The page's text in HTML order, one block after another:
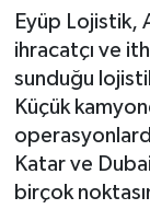
Eyüp Lojistik,
ihracatçı ve
sunduğu
Küçük
Katar ve
birçok